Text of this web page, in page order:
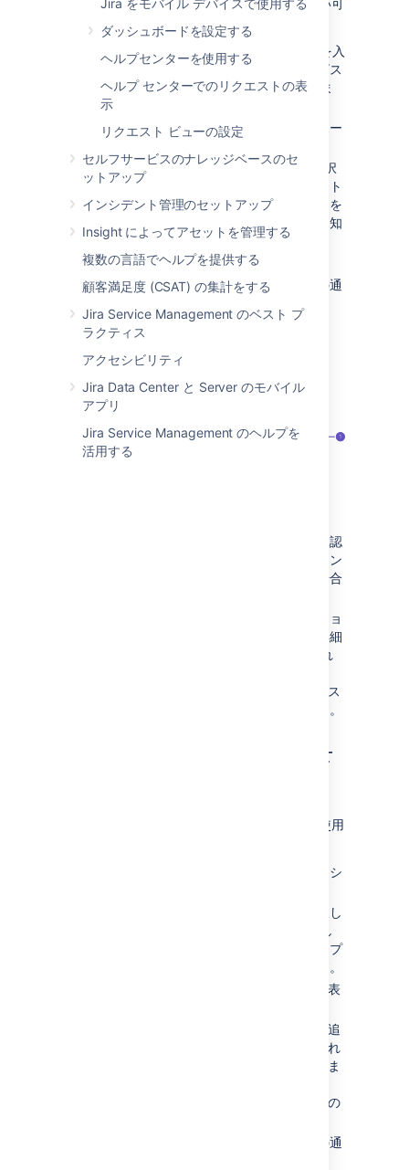
Jira をモバイル デバイスで使用する
ダッシュボードを設定する
ヘルプセンターを使用する
ヘルプ センターでのリクエストの表
示
リクエスト ビューの設定
セルフサービスのナレッジベースのセ
ットアップ
インシデント管理のセットアップ
Insight によってアセットを管理する
複数の言語でヘルプを提供する
顧客満足度 (CSAT) の集計をする
Jira Service Management のベスト プ
ラクティス
アクセシビリティ
Jira Data Center と Server のモバイル
アプリ
Jira Service Management のヘルプを
活用する
すると、承認通知テンプレートが更新されない可
メール内のリンクを選択するか、URL を入
力するか、そのどちらかの方法でサービス
デスクのカスタマー ポータルに移動しま
す。
承認が必要なリクエストを表示し、サポー
コメント フィールドの下の [追加] を選択
することでコメントを残します。コメント
を残す必要はありませんが、リクエストを
却下する場合、カスタマーがその理由を知
るのに役立ちます。
[承認] または [却下] を選択します。
カスタマーは、選択されたアクションの通
にはリクエストの指定承認
者の一覧が表示されます。このセクション
は、承認が保留中のリクエストがある場合
セクショ
ンは表示されなくなり、承認に関する詳細
に追加され
になり、ス
に変更されます。
メールから承認および却下
新しいデフォルトの承認通知テンプレートを使用
承認リクエストを表示し、行いたいアクシ
ボタンを選択し
ます。カスタマー ポータルにログインし
ていない場合、ログインを求めるプロンプ
トが表示されます。以下が表示されます。
を押した場合は、確認画面が表
を押した場合は、コメントの追
加や却下を確認する画面が表示され
ます。コメントを残す必要はありま
合、カスタマーがその理由を知るの
カスタマーは、選択されたアクションの通